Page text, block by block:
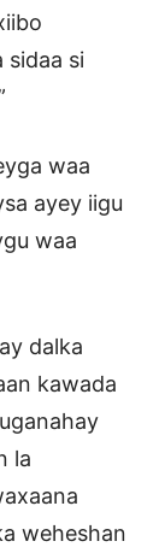
sidaa si
waa
ayey iigu
waa
dalka
kawada
la
weheshan